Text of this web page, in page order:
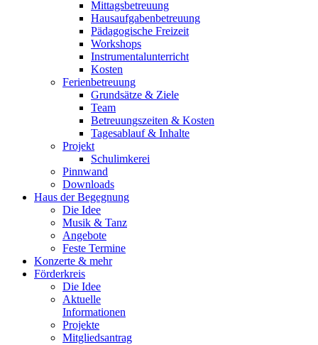
Mittagsbetreuung
Hausaufgabenbetreuung
Pädagogische Freizeit
Workshops
Instrumentalunterricht
Kosten
Ferienbetreuung
Grundsätze & Ziele
Team
Betreuungszeiten & Kosten
Tagesablauf & Inhalte
Projekt
Schulimkerei
Pinnwand
Downloads
Haus der Begegnung
Die Idee
Musik & Tanz
Angebote
Feste Termine
Konzerte & mehr
Förderkreis
Die Idee
Aktuelle
Informationen
Projekte
Mitgliedsantrag